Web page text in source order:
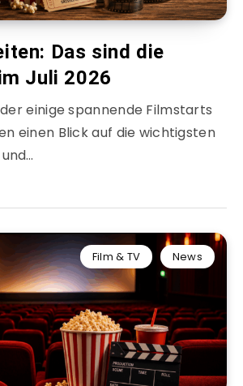
Das sind die
Juli 2026
einige spannende Filmstarts
einen Blick auf die wichtigsten
Film & TV News